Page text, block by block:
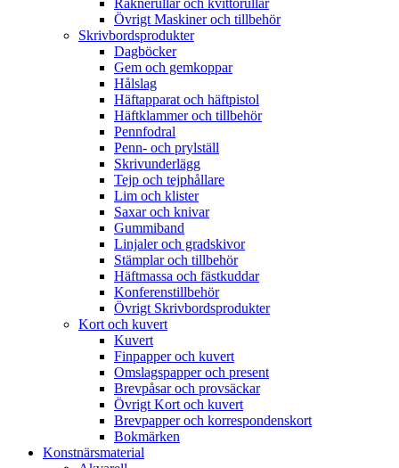
Räknerullar och kvittorullar
Övrigt Maskiner och tillbehör
Skrivbordsprodukter
Dagböcker
Gem och gemkoppar
Hålslag
Häftapparat och häftpistol
Häftklammer och tillbehör
Pennfodral
Penn- och prylställ
Skrivunderlägg
Tejp och tejphållare
Lim och klister
Saxar och knivar
Gummiband
Linjaler och gradskivor
Stämplar och tillbehör
Häftmassa och fästkuddar
Konferenstillbehör
Övrigt Skrivbordsprodukter
Kort och kuvert
Kuvert
Finpapper och kuvert
Omslagspapper och present
Brevpåsar och provsäckar
Övrigt Kort och kuvert
Brevpapper och korrespondenskort
Bokmärken
Konstnärsmaterial